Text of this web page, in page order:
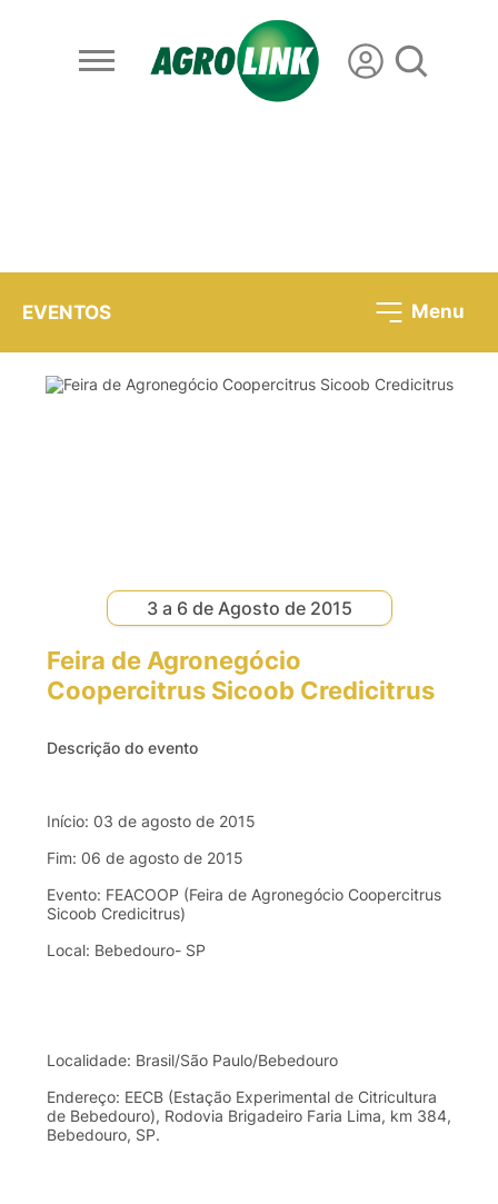
EVENTOS Menu
3 a 6 de Agosto de 2015
Feira de Agronegócio
Coopercitrus Sicoob Credicitrus
Descrição do evento
Início: 03 de agosto de 2015
Fim: 06 de agosto de 2015
Evento: FEACOOP (Feira de Agronegócio Coopercitrus
Sicoob Credicitrus)
Local: Bebedouro- SP
Localidade: Brasil/São Paulo/Bebedouro
Endereço: EECB (Estação Experimental de Citricultura
de Bebedouro), Rodovia Brigadeiro Faria Lima, km 384,
Bebedouro, SP.